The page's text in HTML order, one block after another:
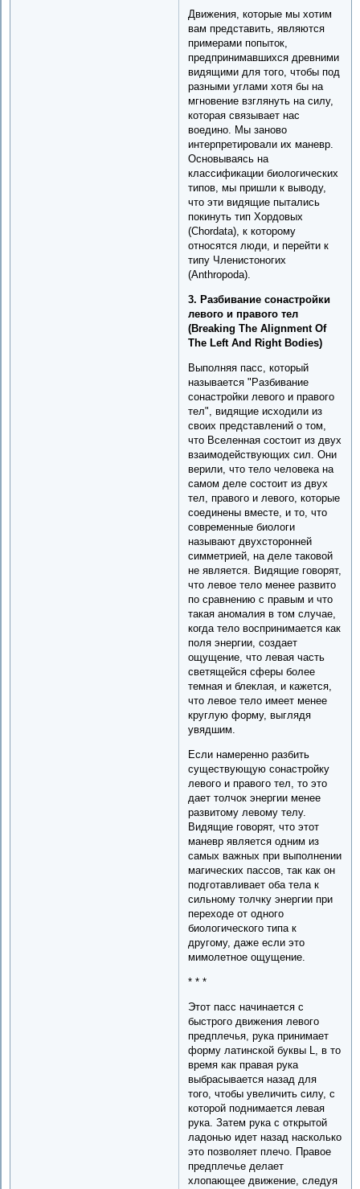
Движения, которые мы хотим
вам представить, являются
примерами попыток,
предпринимавшихся древними
видящими для того, чтобы под
разными углами хотя бы на
мгновение взглянуть на силу,
которая связывает нас
воедино. Мы заново
интерпретировали их маневр.
Основываясь на
классификации биологических
типов, мы пришли к выводу,
что эти видящие пытались
покинуть тип Хордовых
(Chordata), к которому
относятся люди, и перейти к
типу Членистоногих
(Anthropoda).
3. Разбивание сонастройки
левого и правого тел
(Breaking The Alignment Of
The Left And Right Bodies)
Выполняя пасс, который
называется "Разбивание
сонастройки левого и правого
тел", видящие исходили из
своих представлений о том,
что Вселенная состоит из двух
взаимодействующих сил. Они
верили, что тело человека на
самом деле состоит из двух
тел, правого и левого, которые
соединены вместе, и то, что
современные биологи
называют двухсторонней
симметрией, на деле таковой
не является. Видящие говорят,
что левое тело менее развито
по сравнению с правым и что
такая аномалия в том случае,
когда тело воспринимается как
поля энергии, создает
ощущение, что левая часть
светящейся сферы более
темная и блеклая, и кажется,
что левое тело имеет менее
круглую форму, выглядя
увядшим.
Если намеренно разбить
существующую сонастройку
левого и правого тел, то это
дает толчок энергии менее
развитому левому телу.
Видящие говорят, что этот
маневр является одним из
самых важных при выполнении
магических пассов, так как он
подготавливает оба тела к
сильному толчку энергии при
переходе от одного
биологического типа к
другому, даже если это
мимолетное ощущение.
* * *
Этот пасс начинается с
быстрого движения левого
предплечья, рука принимает
форму латинской буквы L, в то
время как правая рука
выбрасывается назад для
того, чтобы увеличить силу, с
которой поднимается левая
рука. Затем рука с открытой
ладонью идет назад насколько
это позволяет плечо. Правое
предплечье делает
хлопающее движение, следуя